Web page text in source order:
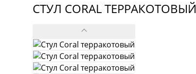
СТУЛ CORAL ТЕРРАКОТОВЫЙ